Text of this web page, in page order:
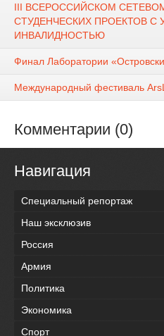
III ВСЕРОССИЙСКОМ
СТУДЕНЧЕСКИХ ПРОЕКТОВ С
ИНВАЛИДНОСТЬЮ
Финал Лаборатории
Международный фестиваль
Комментарии (0)
Навигация
Специальный репортаж
Наш эксклюзив
Россия
Армия
Политика
Экономика
Спорт